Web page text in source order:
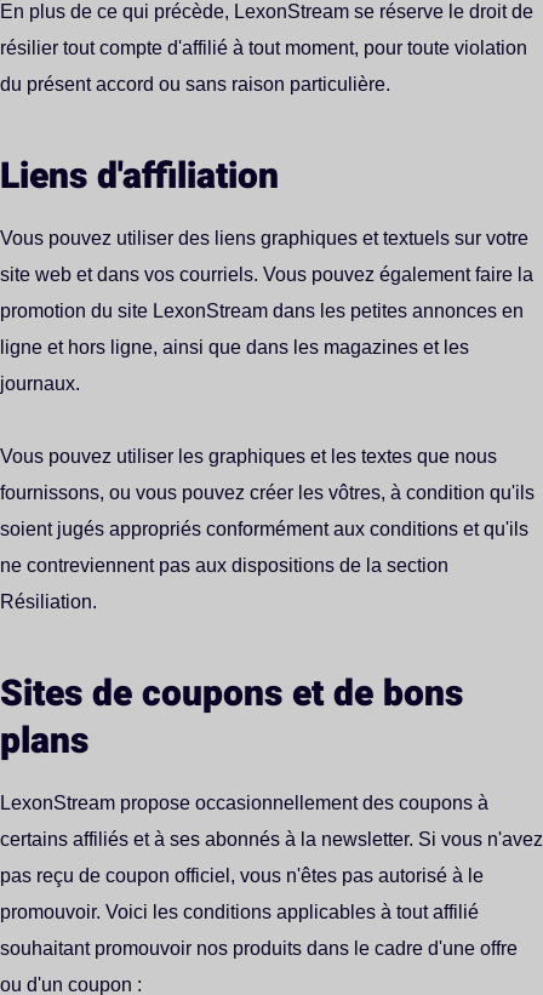
En plus de ce qui précède, LexonStream se réserve le droit de
résilier tout compte d'affilié à tout moment, pour toute violation
du présent accord ou sans raison particulière.
Liens d'affiliation
Vous pouvez utiliser des liens graphiques et textuels sur votre
site web et dans vos courriels. Vous pouvez également faire la
promotion du site LexonStream dans les petites annonces en
ligne et hors ligne, ainsi que dans les magazines et les
journaux.
Vous pouvez utiliser les graphiques et les textes que nous
fournissons, ou vous pouvez créer les vôtres, à condition qu'ils
soient jugés appropriés conformément aux conditions et qu'ils
ne contreviennent pas aux dispositions de la section
Résiliation.
Sites de coupons et de bons
plans
LexonStream propose occasionnellement des coupons à
certains affiliés et à ses abonnés à la newsletter. Si vous n'avez
pas reçu de coupon officiel, vous n'êtes pas autorisé à le
promouvoir. Voici les conditions applicables à tout affilié
souhaitant promouvoir nos produits dans le cadre d'une offre
ou d'un coupon :